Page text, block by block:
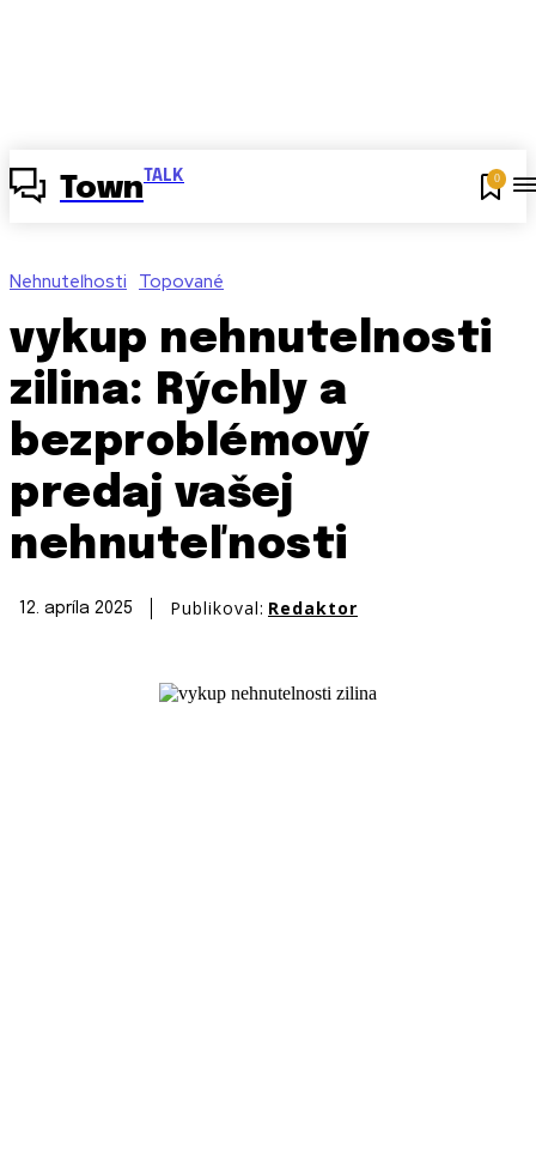
Town TALK 0
Nehnuteľnosti Topované
vykup nehnutelnosti
zilina: Rýchly a
bezproblémový
predaj vašej
nehnuteľnosti
12. apríla 2025 Publikoval: Redaktor